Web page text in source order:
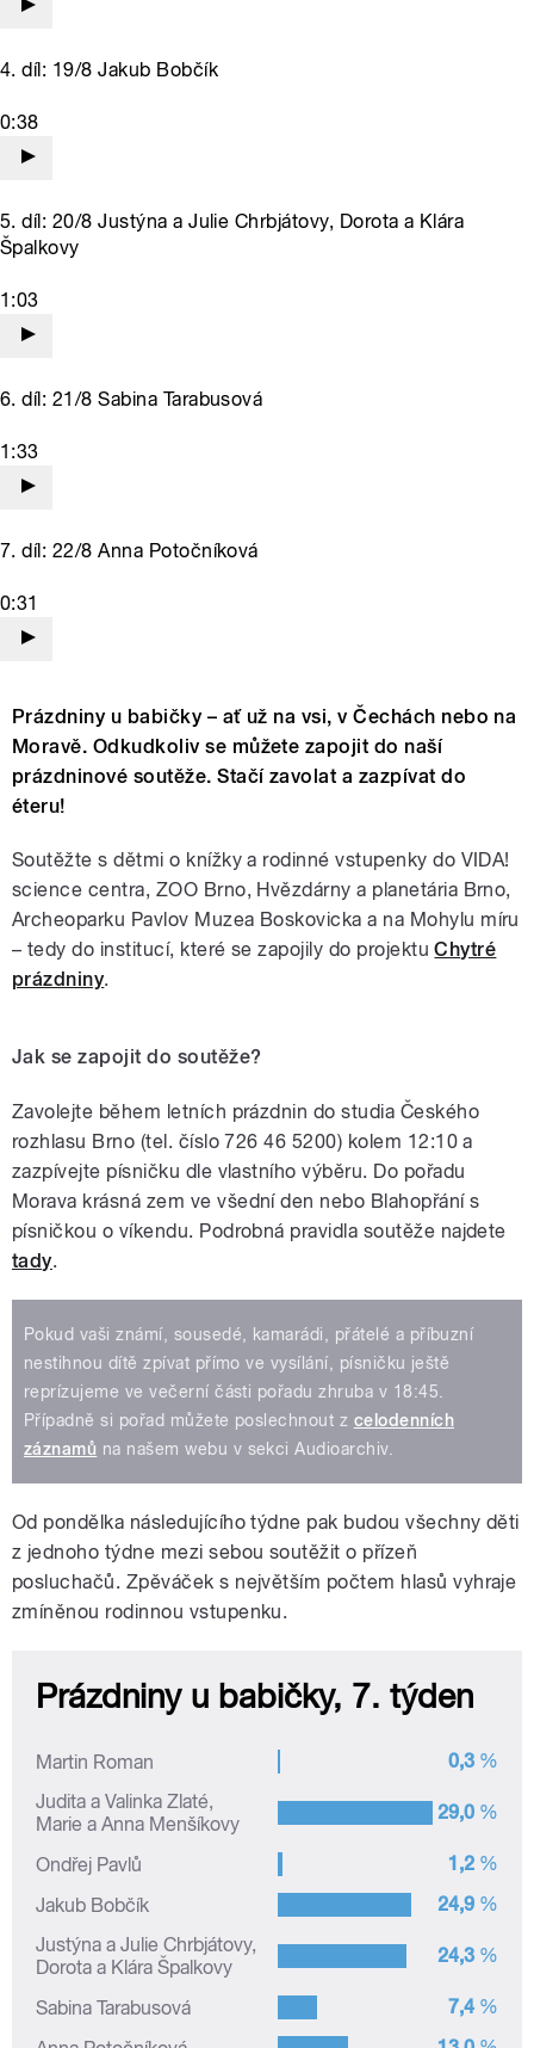
4. díl: 19/8 Jakub Bobčík
0:38
5. díl: 20/8 Justýna a Julie Chrbjátovy, Dorota a Klára
Špalkovy
1:03
6. díl: 21/8 Sabina Tarabusová
1:33
7. díl: 22/8 Anna Potočníková
0:31
Prázdniny u babičky – ať už na vsi, v Čechách nebo na
Moravě. Odkudkoliv se můžete zapojit do naší
prázdninové soutěže. Stačí zavolat a zazpívat do
éteru!
Soutěžte s dětmi o knížky a rodinné vstupenky do VIDA!
science centra, ZOO Brno, Hvězdárny a planetária Brno,
Archeoparku Pavlov Muzea Boskovicka a na Mohylu míru
– tedy do institucí, které se zapojily do projektuChytré
prázdniny.
Jak se zapojit do soutěže?
Zavolejte během letních prázdnin do studia Českého
rozhlasu Brno (tel. číslo 726 46 5200) kolem 12:10 a
zazpívejte písničku dle vlastního výběru. Do pořadu
Morava krásná zem ve všední den nebo Blahopřání s
písničkou o víkendu. Podrobná pravidla soutěže najdete
tady.
Pokud vaši známí, sousedé, kamarádi, přátelé a příbuzní
nestihnou dítě zpívat přímo ve vysílání, písničku ještě
reprízujeme ve večerní části pořadu zhruba v 18:45.
Případně si pořad můžete poslechnout z celodenních
záznamů na našem webu v sekci Audioarchiv.
Od pondělka následujícího týdne pak budou všechny děti
z jednoho týdne mezi sebou soutěžit o přízeň
posluchačů. Zpěváček s největším počtem hlasů vyhraje
zmíněnou rodinnou vstupenku.